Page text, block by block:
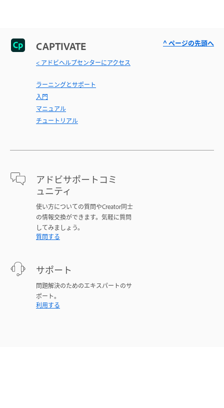
CAPTIVATE
< アドビヘルプセンターにアクセス
ラーニングとサポート
入門
マニュアル
チュートリアル
アドビサポートコミ
ュニティ
使い方についての質問やCreator同士
の情報交換ができます。気軽に質問
してみましょう。
質問する
サポート
問題解決のためのエキスパートのサ
ポート。
利用する
^ ページの先頭へ